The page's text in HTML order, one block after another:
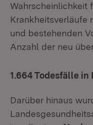
Wahrscheinlichkeit
Krankheitsverläufe
und bestehenden
Anzahl der neu
1.664 Todesfälle
Darüber hinaus